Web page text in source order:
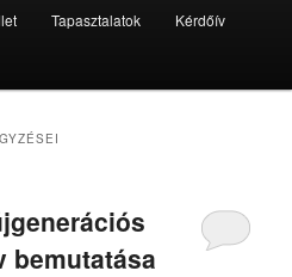
Tapasztalatok Kérdőív
bemutatása